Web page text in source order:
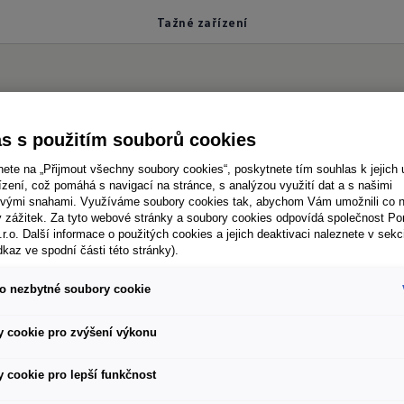
Tažné zařízení
zařízení
Buzz vybavený i praktickým sklopným tažným
zavazadlovém prostoru a zařízení se samo
rukou směrem nahoru, aby zapadla do
tlačítko, tažné zařízení se odjistí a elektricky
zasunete pod zadní část vozu.
s použitím souborů cookies
na „Přijmout všechny soubory cookies“, poskytnete tím souhlas k jejich
což pomáhá s navigací na stránce, s analýzou využití dat a s našimi
snahami. Využíváme soubory cookies tak, abychom Vám umožnili co
zážitek. Za tyto webové stránky a soubory cookies odpovídá společnost
Další informace o použitých cookies a jejich deaktivaci naleznete v
ve spodní části této stránky).
nezbytné soubory cookie
cookie pro zvýšení výkonu
cookie pro lepší funkčnost